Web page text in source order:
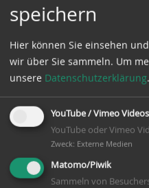
Naturpark Südheide
Niefindthaus
Stechinelli Tor
speichern
Hier können Sie einsehen
wir über Sie sammeln. Um
unsere Datenschutzerklärung.
YouTube / Vimeo Videos
YouTube oder Vimeo
Zweck: Externe Medien
Matomo/Piwik
Sammeln von